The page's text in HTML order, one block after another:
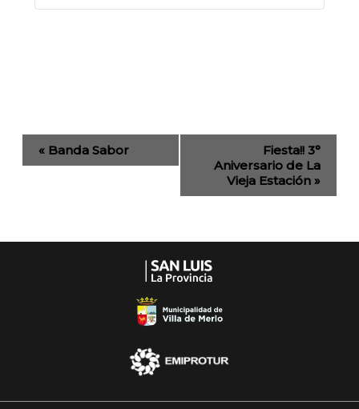
Evento
de
« Banda Sabor
Fiesta!! 3°
Aniversario de La
Vieja Estación »